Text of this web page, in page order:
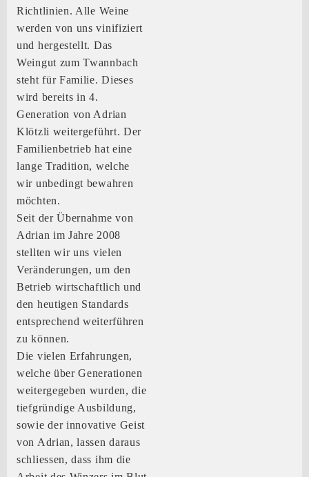
Richtlinien. Alle Weine
werden von uns vinifiziert
und hergestellt. Das
Weingut zum Twannbach
steht für Familie. Dieses
wird bereits in 4.
Generation von Adrian
Klötzli weitergeführt. Der
Familienbetrieb hat eine
lange Tradition, welche
wir unbedingt bewahren
möchten.
Seit der Übernahme von
Adrian im Jahre 2008
stellten wir uns vielen
Veränderungen, um den
Betrieb wirtschaftlich und
den heutigen Standards
entsprechend weiterführen
zu können.
Die vielen Erfahrungen,
welche über Generationen
weitergegeben wurden, die
tiefgründige Ausbildung,
sowie der innovative Geist
von Adrian, lassen daraus
schliessen, dass ihm die